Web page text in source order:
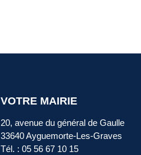
VOTRE MAIRIE
20, avenue du général de Gaulle
33640 Ayguemorte-Les-Graves
Tél. : 05 56 67 10 15